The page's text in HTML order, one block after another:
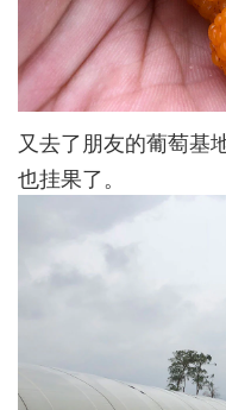
又去了朋友的葡萄基
也挂果了。